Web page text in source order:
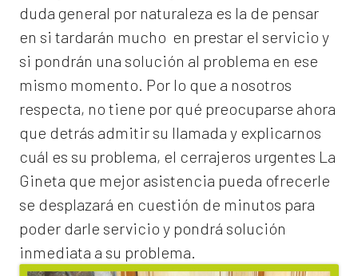
duda general por naturaleza es la de pensar
en si tardarán mucho en prestar el servicio y
si pondrán una solución al problema en ese
mismo momento. Por lo que a nosotros
respecta, no tiene por qué preocuparse ahora
que detrás admitir su llamada y explicarnos
cuál es su problema, el cerrajeros urgentes La
Gineta que mejor asistencia pueda ofrecerle
se desplazará en cuestión de minutos para
poder darle servicio y pondrá solución
inmediata a su problema.